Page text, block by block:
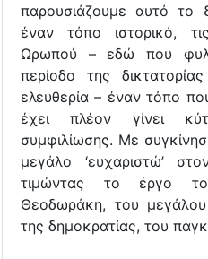
παρουσιάζουμε αυτό το
έναν τόπο ιστορικό,
Ωρωπού – εδώ που
περίοδο της
ελευθερία – έναν τόπο
έχει πλέον γίνει
συμφιλίωσης. Με
μεγάλο ‘ευχαριστώ’
τιμώντας το έργο
Θεοδωράκη, του
της δημοκρατίας, του